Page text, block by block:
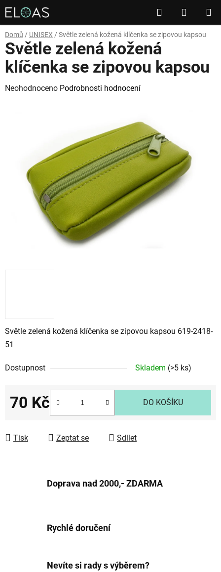
Přejít
na
obsah
Hledat
KOŠÍK
Domů / UNISEX / Světle zelená kožená klíčenka se zipovou kapsou
Světle zelená kožená klíčenka se zipovou kapsou 619-2418-
51
Dostupnost Skladem (>5 ks)
70 Kč
Měrná cena:
DO KOŠÍKU
Tisk Zeptat se Sdílet
Světle zelená kožená
klíčenka se zipovou kapsou
Průměrné
hvězdiček.
Neohodnoceno Podrobnosti hodnocení
Doprava nad 2000,- ZDARMA
Rychlé doručení
Nevíte si rady s výběrem?